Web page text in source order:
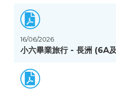
16/06/2026
小六畢業旅行 - 長洲 (6A